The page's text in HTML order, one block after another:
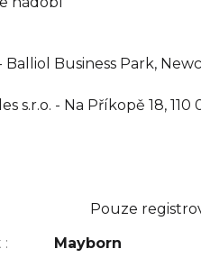
Business Park,
s.r.o. - Na Příkopě 18,
Pouze
:
Mayborn